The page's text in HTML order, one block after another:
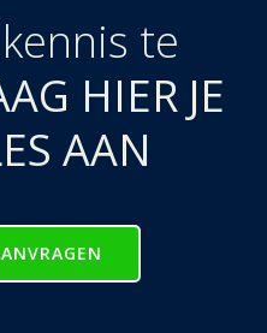
te
HIER JE
AAN